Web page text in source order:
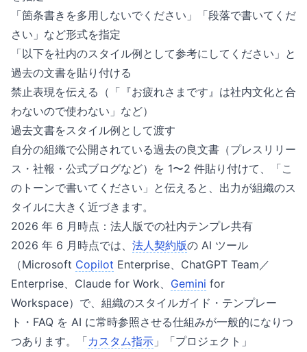
「箇条書きを多用しないでください」「段落で書いてくだ
さい」など形式を指定
「以下を社内のスタイル例として参考にしてください」と
過去の文書を貼り付ける
禁止表現を伝える（「『お疲れさまです』は社内文化と合
わないので使わない」など）
過去文書をスタイル例として渡す
自分の組織で公開されている過去の良文書（プレスリリー
ス・社報・公式ブログなど）を 1〜2 件貼り付けて、「こ
のトーンで書いてください」と伝えると、出力が組織のス
タイルに大きく近づきます。
2026 年 6 月時点：法人版での社内テンプレ共有
2026 年 6 月時点では、 法人契約版の AI ツール
（Microsoft Copilot Enterprise、ChatGPT Team／
Enterprise、Claude for Work、 Gemini for
Workspace）で、組織のスタイルガイド・テンプレー
ト・FAQ を AI に常時参照させる仕組みが一般的になりつ
つあります。「カスタム指示 」「プロジェクト」